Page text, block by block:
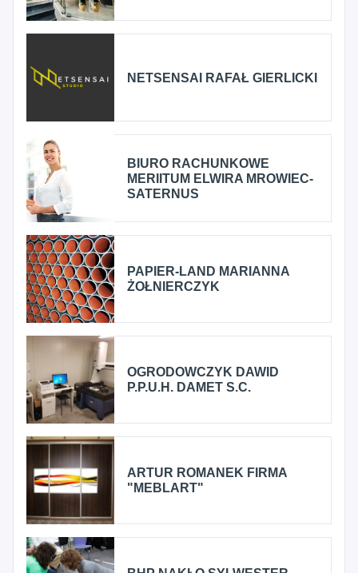
NETSENSAI RAFAŁ GIERLICKI
BIURO RACHUNKOWE
MERIITUM ELWIRA MROWIEC-
SATERNUS
PAPIER-LAND MARIANNA
ŻOŁNIERCZYK
OGRODOWCZYK DAWID
P.P.U.H. DAMET S.C.
ARTUR ROMANEK FIRMA
"MEBLART"